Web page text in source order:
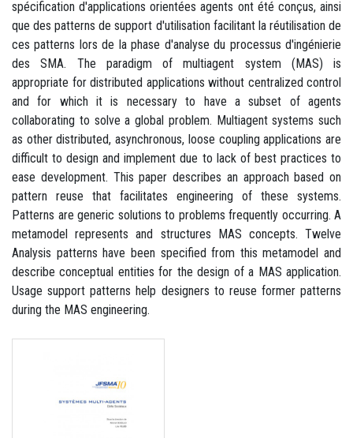
spécification d'applications orientées agents ont été conçus, ainsi
que des patterns de support d'utilisation facilitant la réutilisation de
ces patterns lors de la phase d'analyse du processus d'ingénierie
des SMA. The paradigm of multiagent system (MAS) is
appropriate for distributed applications without centralized control
and for which it is necessary to have a subset of agents
collaborating to solve a global problem. Multiagent systems such
as other distributed, asynchronous, loose coupling applications are
difficult to design and implement due to lack of best practices to
ease development. This paper describes an approach based on
pattern reuse that facilitates engineering of these systems.
Patterns are generic solutions to problems frequently occurring. A
metamodel represents and structures MAS concepts. Twelve
Analysis patterns have been specified from this metamodel and
describe conceptual entities for the design of a MAS application.
Usage support patterns help designers to reuse former patterns
during the MAS engineering.